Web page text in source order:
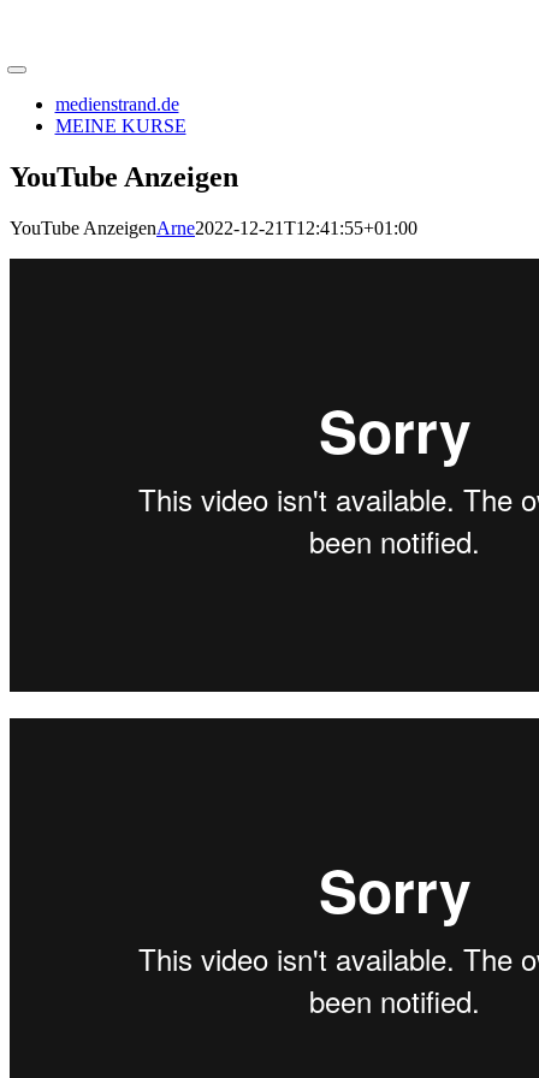
medienstrand.de
MEINE KURSE
YouTube Anzeigen
YouTube AnzeigenArne2022-12-21T12:41:55+01:00